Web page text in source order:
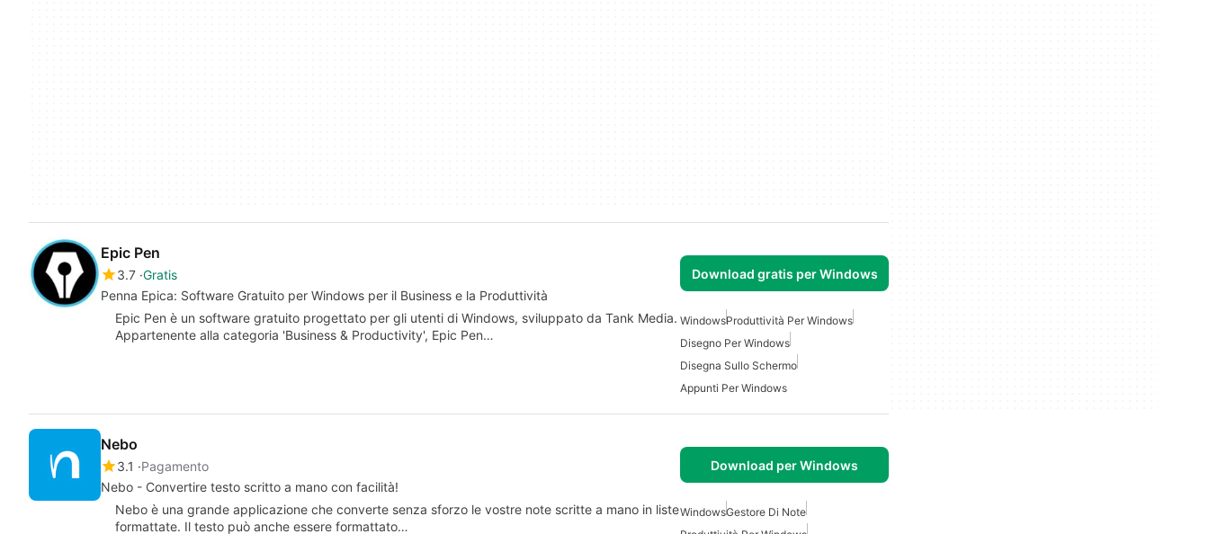
Epic Pen
3.7 Gratis
Penna Epica: Software Gratuito per Windows per il Business e la Produttività
Download gratis per Windows
Epic Pen è un software gratuito progettato per gli utenti di Windows, sviluppato da Tank Media.
Appartenente alla categoria 'Business & Productivity', Epic Pen…
WindowsProduttività Per Windows
Disegno Per Windows
Disegna Sullo Schermo
Appunti Per Windows
Nebo
3.1
Pagamento
Nebo - Convertire testo scritto a mano con facilità!
Download per Windows
Nebo è una grande applicazione che converte senza sforzo le vostre note scritte a mano in liste
formattate. Il testo può anche essere formattato…
WindowsGestore Di Note